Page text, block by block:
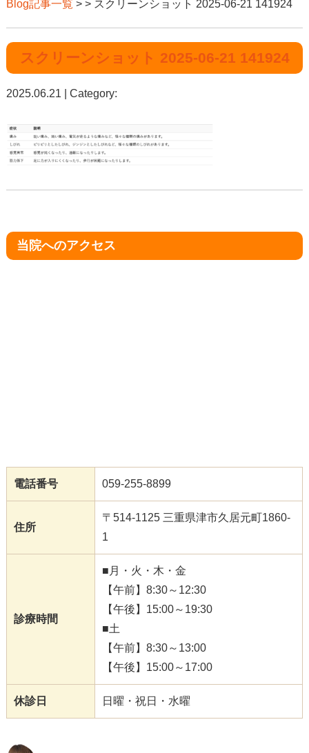
Blog記事一覧 > > スクリーンショット 2025-06-21 141924
スクリーンショット 2025-06-21 141924
2025.06.21 | Category:
当院へのアクセス
電話番号 059-255-8899
住所
〒514-1125 三重県津市久居元町1860-
1
診療時間
■月・火・木・金
【午前】8:30～12:30
【午後】15:00～19:30
■土
【午前】8:30～13:00
【午後】15:00～17:00
休診日 日曜・祝日・水曜